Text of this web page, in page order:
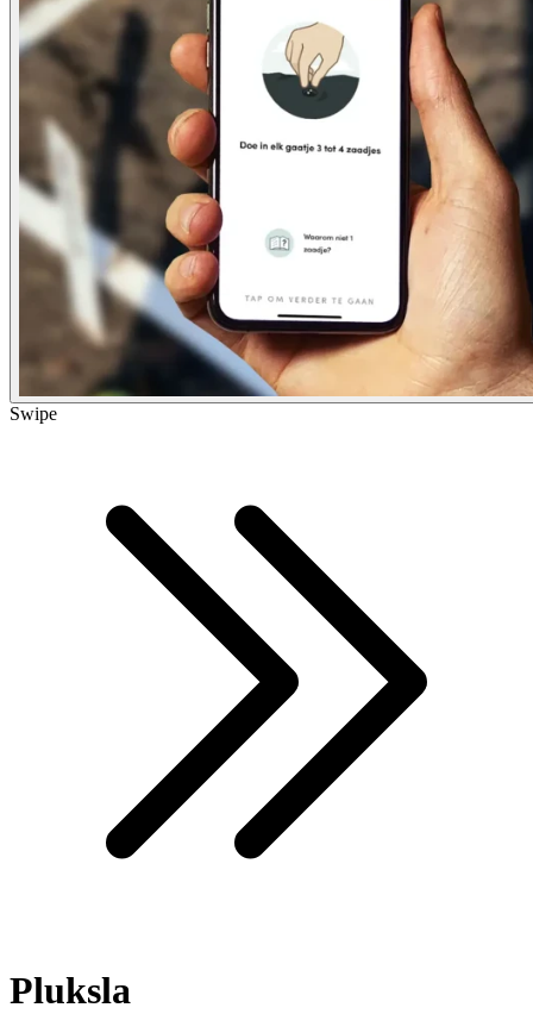
Swipe
Pluksla